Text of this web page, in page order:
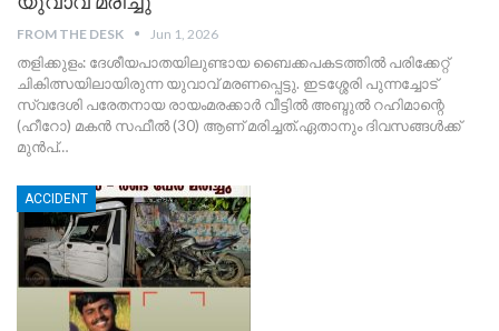
FROM THE DESK Jun 1, 2026
തളിക്കുളം: ദേശീയപാതയിലുണ്ടായ ബൈക്കപകടത്തിൽ പരിക്കേറ്റ്
ചികിത്സയിലായിരുന്ന യുവാവ് മരണപ്പെട്ടു. ഇടശ്ശേരി പുന്നച്ചോട്
സ്വദേശി പരേതനായ രായംമരക്കാർ വീട്ടിൽ അബ്ദുൽ റഹിമാന്റെ
(ഹീറോ) മകൻ സഫീൽ (30) ആണ് മരിച്ചത്.​ഏതാനും ദിവസങ്ങൾക്ക്
മുൻപ്…
ACCIDENT